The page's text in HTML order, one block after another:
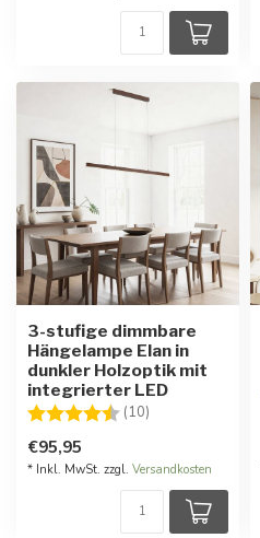
3-stufige dimmbare
Hängelampe Elan in
dunkler Holzoptik mit
integrierter LED
Bewertung:
(10)
€95,95
* Inkl. MwSt. zzgl. Versandkosten